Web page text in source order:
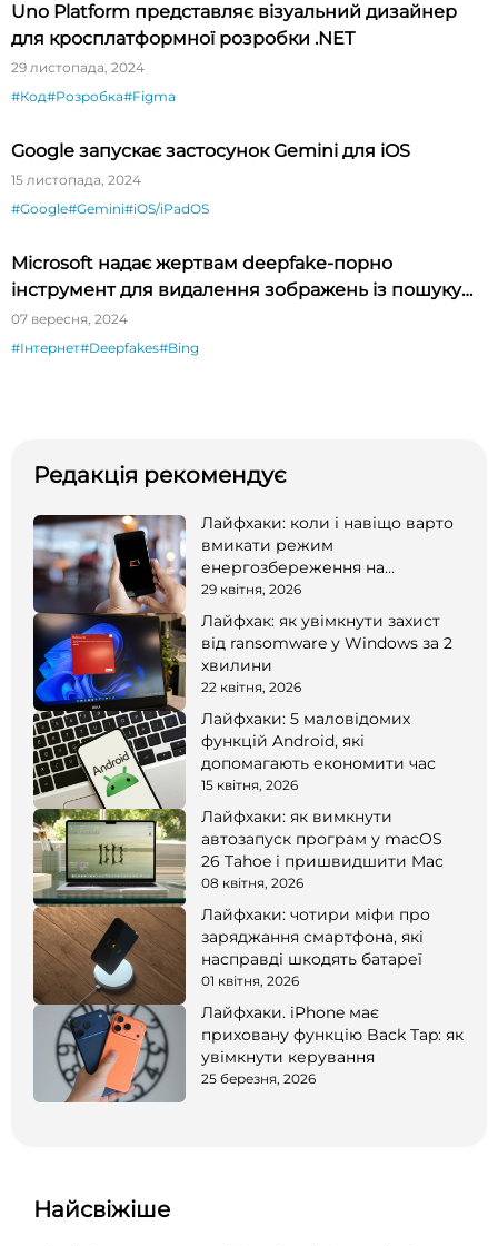
Uno Platform представляє візуальний дизайнер
для кросплатформної розробки .NET
29 листопада, 2024
#Код#Розробка#Figma
Google запускає застосунок Gemini для iOS
15 листопада, 2024
#Google#Gemini#iOS/iPadOS
Microsoft надає жертвам deepfake-порно
інструмент для видалення зображень із пошуку
Bing
07 вересня, 2024
#Інтернет#Deepfakes#Bing
Редакція рекомендує
Лайфхаки: коли і навіщо варто
вмикати режим
енергозбереження на
смартфоні
29 квітня, 2026
Лайфхак: як увімкнути захист
від ransomware у Windows за 2
хвилини
22 квітня, 2026
Лайфхаки: 5 маловідомих
функцій Android, які
допомагають економити час
15 квітня, 2026
Лайфхаки: як вимкнути
автозапуск програм у macOS
26 Tahoe і пришвидшити Mac
08 квітня, 2026
Лайфхаки: чотири міфи про
заряджання смартфона, які
насправді шкодять батареї
01 квітня, 2026
Лайфхаки. iPhone має
приховану функцію Back Tap: як
увімкнути керування
25 березня, 2026
Найсвіжіше